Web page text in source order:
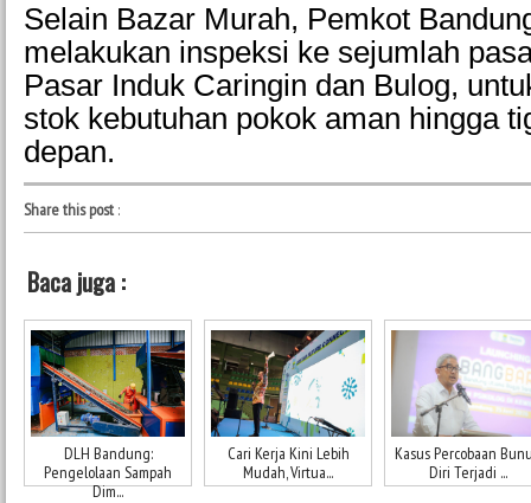
Selain Bazar Murah, Pemkot
melakukan inspeksi ke sejumlah
Pasar Induk Caringin dan Bulog,
stok kebutuhan pokok aman hingga
depan.
Share this post:
Baca juga :
DLH Bandung:
Pengelolaan Sampah
Dim...
Cari Kerja Kini Lebih
Mudah, Virtua...
Kasus Percobaan
Diri Terjadi ...